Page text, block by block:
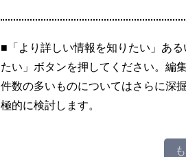
■「より詳しい情報を知りたい」あ
たい」ボタンを押してください。編
件数の多いものについてはさらに深
極的に検討します。